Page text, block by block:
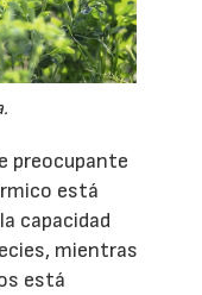
preocupante
está
capacidad
mientras
está